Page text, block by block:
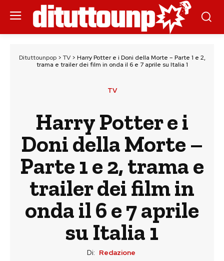
Dituttounpop> TV> Harry Potter e i Doni della Morte – Parte 1 e 2,
trama e trailer dei film in onda il 6 e 7 aprile su Italia 1
TV
Harry Potter e i
Doni della Morte –
Parte 1 e 2, trama e
trailer dei film in
onda il 6 e 7 aprile
su Italia 1
Di: Redazione